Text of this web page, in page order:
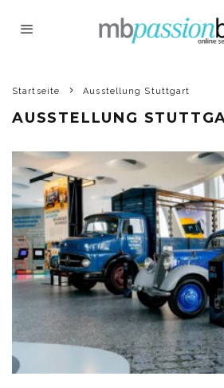
Startseite Ausstellung Stuttgart
AUSSTELLUNG